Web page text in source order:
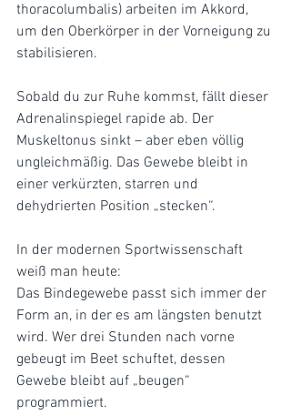
thoracolumbalis) arbeiten im Akkord,
um den Oberkörper in der Vorneigung zu
stabilisieren.
Sobald du zur Ruhe kommst, fällt dieser
Adrenalinspiegel rapide ab. Der
Muskeltonus sinkt – aber eben völlig
ungleichmäßig. Das Gewebe bleibt in
einer verkürzten, starren und
dehydrierten Position „stecken“.
In der modernen Sportwissenschaft
weiß man heute:
Das Bindegewebe passt sich immer der
Form an, in der es am längsten benutzt
wird. Wer drei Stunden nach vorne
gebeugt im Beet schuftet, dessen
Gewebe bleibt auf „beugen“
programmiert.